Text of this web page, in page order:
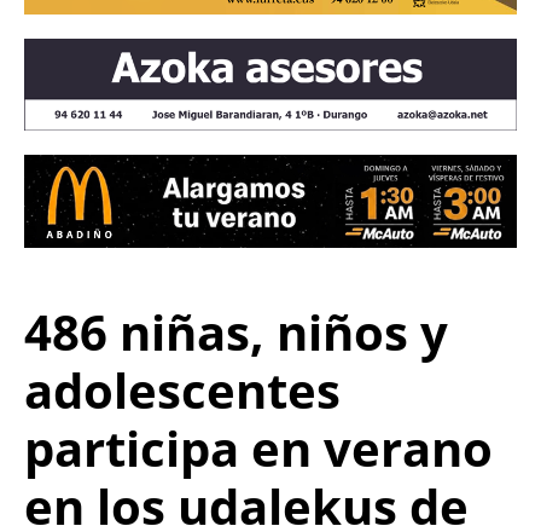
486 niñas, niños y
adolescentes
participa en verano
en los udalekus de